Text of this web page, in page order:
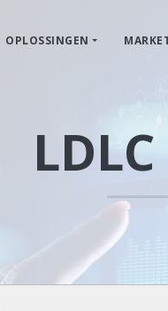
OPLOSSINGEN